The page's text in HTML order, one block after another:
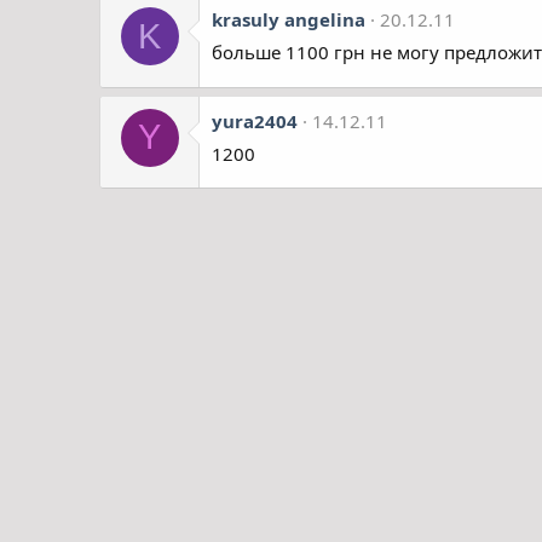
K krasuly angelina
20.12.11
больше 1100 грн не могу
Y yura2404
14.12.11
1200